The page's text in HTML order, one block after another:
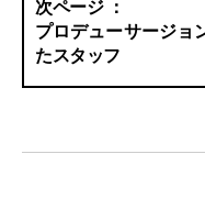
プロデューサージョ
たスタッフ